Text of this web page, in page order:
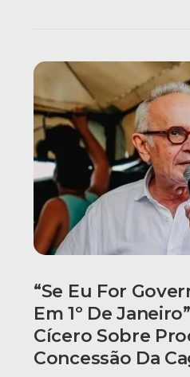
“Se Eu For
Em 1º De
Cícero Sobre
Concessão Da